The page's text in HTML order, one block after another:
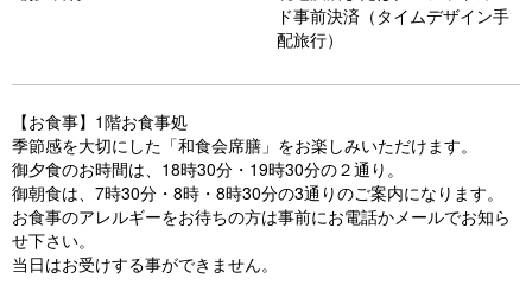
o
s
ド事前決済（タイムデザイン手
配旅行）
【お食事】1階お食事処
季節感を大切にした「和食会席膳」をお楽しみいただけます。
御夕食のお時間は、18時30分・19時30分の２通り。
御朝食は、7時30分・8時・8時30分の3通りのご案内になります。
お食事のアレルギーをお待ちの方は事前にお電話かメールでお知ら
せ下さい。
当日はお受けする事ができません。